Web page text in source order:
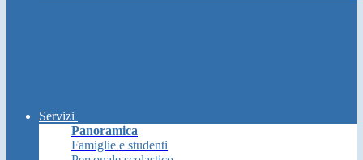
Servizi
Panoramica
Famiglie e studenti